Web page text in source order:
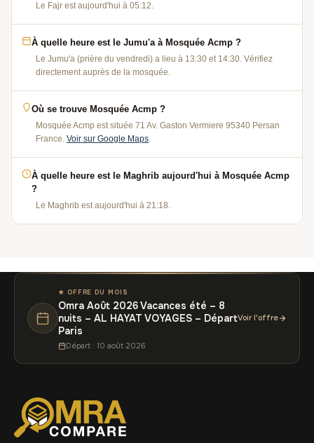
Le Fajr est aujourd'hui à 05:12.
À quelle heure est le Jumu'a à Mosquée Acmp ?
Le Jumu'a (prière du vendredi) a lieu à 13:30 et 14:30. Vérifiez
directement auprès de la mosquée.
Où se trouve Mosquée Acmp ?
Mosquée Acmp est située 71 Av. Gaston Vermiere 95340 Persan
France. Voir sur Google Maps.
À quelle heure est le Maghrib aujourd'hui à Mosquée Acmp
?
Le Maghrib est aujourd'hui à 21:18.
★ OFFRE DU MOIS
Omra Août 2026 Vacances été – 8
nuits – AL HAYAT VOYAGES – Départ
Paris
Départ : 10 août 2026
Voir l'offre